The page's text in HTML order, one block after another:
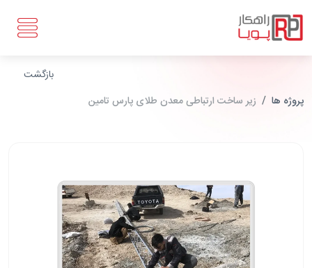
پروژه ها زیر ساخت ارتباطی معدن طلای پارس تامین
بازگشت